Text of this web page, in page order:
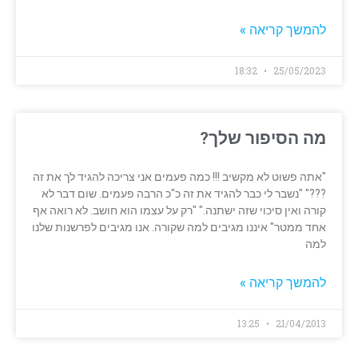
להמשך קריאה »
25/05/2023
מה הסיפור שלך?
"אתה פשוט לא מקשיב !!! כמה פעמים אני צריכה להגיד לך את זה
???" "נשבר לי כבר להגיד את זה כ"כ הרבה פעמים. שום דבר לא
קורה ואין סיכוי שזה ישתנה." "רק על עצמו הוא חושב. לא רואה אף
אחד ממטר" איננו מגיבים למה שקורה. אנו מגיבים לפרשנות שלנו
למה
להמשך קריאה »
21/04/2013